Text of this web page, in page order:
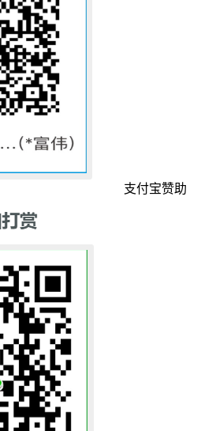
支付宝赞助